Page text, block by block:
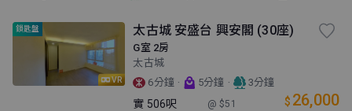
VR
鎖匙盤 太古城 安盛台 興安閣 (30座)
G室 2房
太古城
6分鐘 · 5分鐘 · 3分鐘
實 506呎 @ $51 $ 26,000